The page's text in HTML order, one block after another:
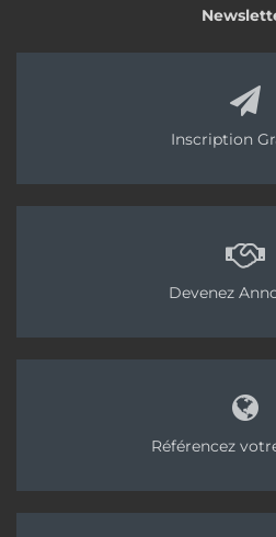
Inscription
Devenez
Référencez